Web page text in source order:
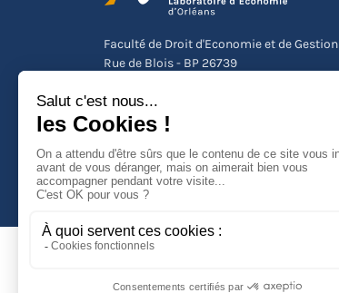
Faculté de Droit d'Economie et de Gestion
Rue de Blois - BP 26739
Tél : (33) (0)2 38 41 70 37
NOUS CONTACTER